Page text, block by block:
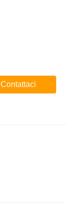
Contattaci